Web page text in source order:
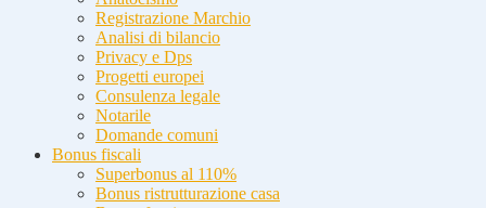
Registrazione Marchio
Analisi di bilancio
Privacy e Dps
Progetti europei
Consulenza legale
Notarile
Domande comuni
Bonus fiscali
Superbonus al 110%
Bonus ristrutturazione casa